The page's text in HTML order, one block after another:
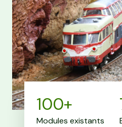
100+
Modules existants